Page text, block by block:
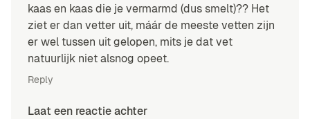
kaas en kaas die je vermarmd (dus smelt)?? Het
ziet er dan vetter uit, máár de meeste vetten zijn
er wel tussen uit gelopen, mits je dat vet
natuurlijk niet alsnog opeet.
Reply
Laat een reactie achter